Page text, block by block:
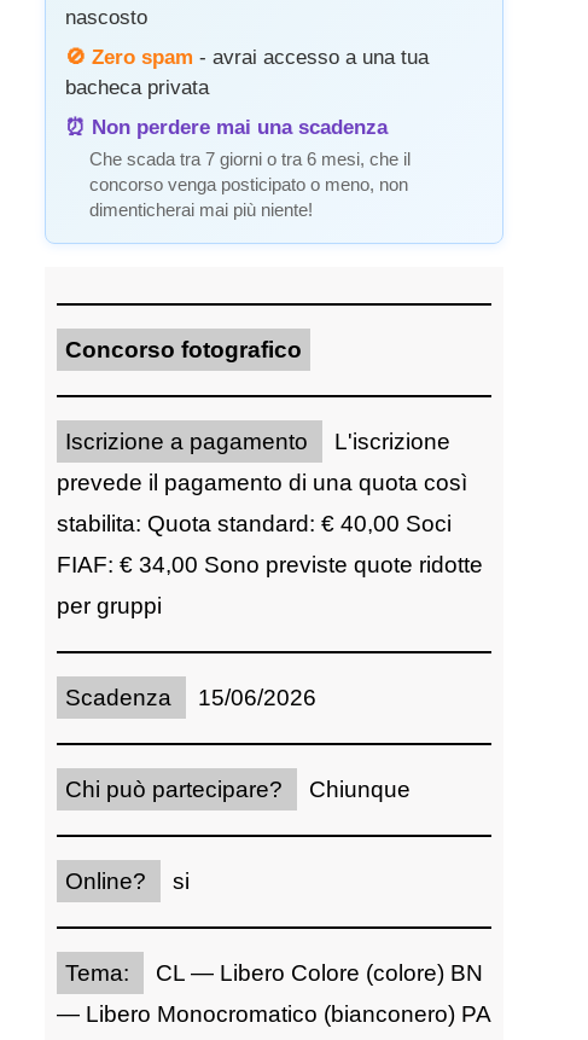
nascosto
🚫 Zero spam - avrai accesso a una tua
bacheca privata
⏰ Non perdere mai una scadenza
Che scada tra 7 giorni o tra 6 mesi, che il
concorso venga posticipato o meno, non
dimenticherai mai più niente!
Concorso fotografico
Iscrizione a pagamento
L'iscrizione
prevede il pagamento di una quota così
stabilita: Quota standard: € 40,00 Soci
FIAF: € 34,00 Sono previste quote ridotte
per gruppi
Scadenza 15/06/2026
Chi può partecipare? Chiunque
Online? si
Tema:
CL — Libero Colore (colore) BN
— Libero Monocromatico (bianconero) PA